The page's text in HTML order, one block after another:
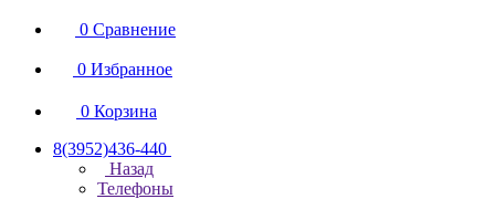
0 Сравнение
0 Избранное
0 Корзина
8(3952)436-440
Назад
Телефоны